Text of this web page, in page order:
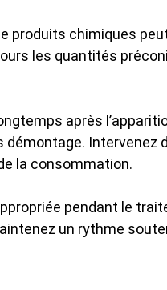
produits chimiques
les quantités
après
démontage. Intervenez
la consommation.
pendant le
un rythme